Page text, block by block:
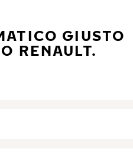
GIUSTO
RENAULT.